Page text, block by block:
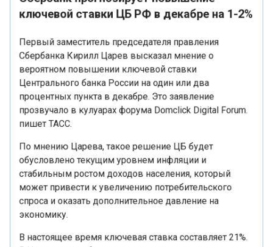
Сбербанка Кирилл Царев высказал мнение о
вероятном повышении ключевой ставки
Центрального банка России на один или два
процентных пункта в декабре. Это заявление
прозвучало в кулуарах форума Domclick Digital Forum.
пишет ТАСС.
По мнению Царева, такое решение ЦБ будет
обусловлено текущим уровнем инфляции и
стабильным ростом доходов населения, который
может привести к увеличению потребительского
спроса и оказать дополнительное давление на
экономику.
В настоящее время ключевая ставка составляет 21%.